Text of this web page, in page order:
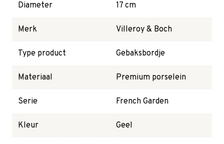
Diameter 17 cm
Merk Villeroy & Boch
Type product Gebaksbordje
Materiaal Premium porselein
Serie French Garden
Kleur Geel